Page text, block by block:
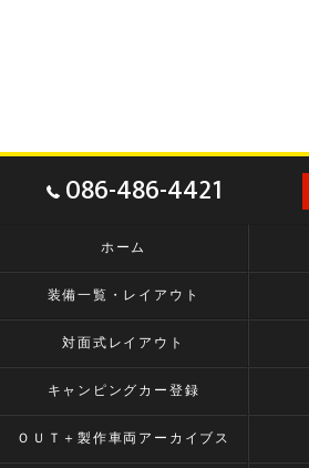
086-486-4421
ホーム
装備一覧・レイアウト
対面式レイアウト
キャンピングカー登録
ＯＵＴ＋製作車両アーカイブス